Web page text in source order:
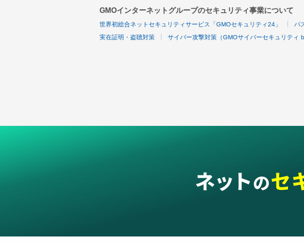
GMOインターネットグループのセキュリティ事業について
世界初総合ネットセキュリティサービス「GMOセキュリティ24」 パ
実在証明・盗聴対策 サイバー攻撃対策（GMOサイバーセキュリティ